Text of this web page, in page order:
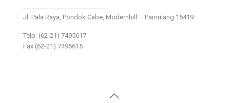
Jl. Pala Raya, Pondok Cabe, Modernhill – Pamulang 15419
Telp. (62-21) 7495617
Fax (62-21) 7495615